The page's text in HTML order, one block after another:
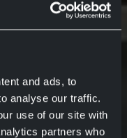
and ads, to
analyse our traffic.
use of our site with
partners who
2022